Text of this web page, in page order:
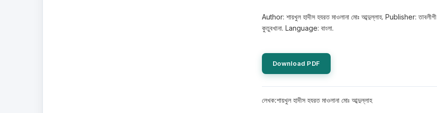
Author: শায়খুল হাদীস হযরত মাওলানা মোঃ আব্দুল্লাহ. Publisher: তাবলীগী
কুতুবখানা. Language: বাংলা.
Download PDF
লেখক:শায়খুল হাদীস হযরত মাওলানা মোঃ আব্দুল্লাহ